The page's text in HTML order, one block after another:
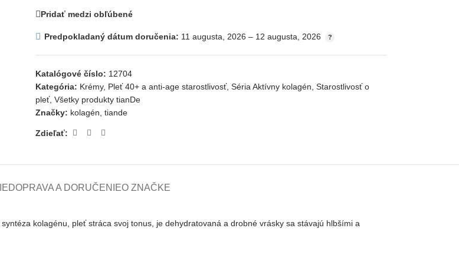
Pridať medzi obľúbené
Predpokladaný dátum doručenia: 11 augusta, 2026 – 12 augusta, 2026
Katalógové číslo: 12704
Kategória: Krémy, Pleť 40+ a anti-age starostlivosť, Séria Aktívny kolagén Starostlivosť o
pleť, Všetky produkty tianDe
Značky: kolagén tiande
Zdieľať:
DOPRAVA A DORUČENIEO ZNAČKE
kolagénu, pleť stráca svoj tonus, je dehydratovaná a drobné vrásky sa stávajú hlbšími a